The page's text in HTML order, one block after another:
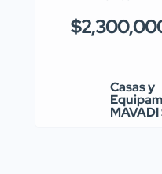
Casas y